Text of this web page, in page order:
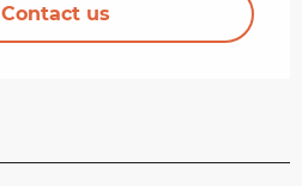
Contact us